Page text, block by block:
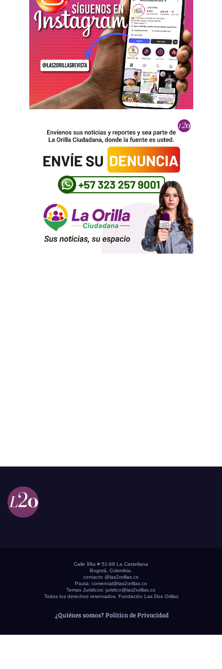
Calle 98a # 51-69 La Castellana
Bogotá, Colombia.
contacto @las2orillas.co
Pauta: comercial@las2orillas.co
Temas Juridicos: juridico@las2orillas.co
Todos los derechos reservados. Fundación Las Dos Orillas
¿Quiénes somos? Política de Privacidad